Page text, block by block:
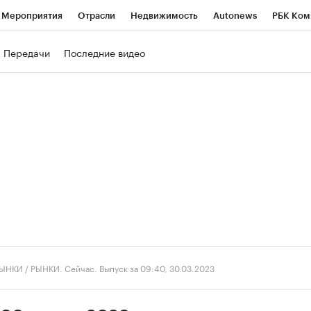
Мероприятия Отрасли Недвижимость Autonews РБК
Передачи Последние видео
/ РЫНКИ. Сейчас. Выпуск за 09:40, 30.03.2023